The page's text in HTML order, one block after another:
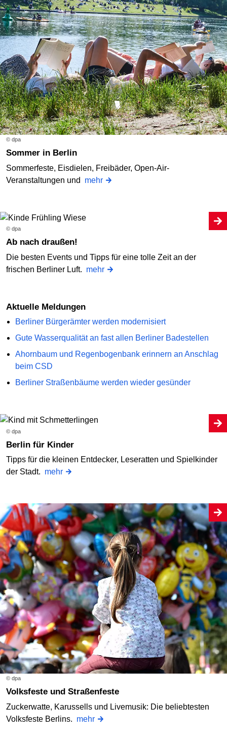
© dpa
Sommer in Berlin
Sommerfeste, Eisdielen, Freibäder, Open-Air-
Veranstaltungen und mehr
© dpa
Ab nach draußen!
Die besten Events und Tipps für eine tolle Zeit an der
frischen Berliner Luft. mehr
Aktuelle Meldungen
Berliner Bürgerämter werden modernisiert
Gute Wasserqualität an fast allen Berliner Badestellen
Ahornbaum und Regenbogenbank erinnern an Anschlag
beim CSD
Berliner Straßenbäume werden wieder gesünder
© dpa
Berlin für Kinder
Tipps für die kleinen Entdecker, Leseratten und Spielkinder
der Stadt. mehr
© dpa
Volksfeste und Straßenfeste
Zuckerwatte, Karussells und Livemusik: Die beliebtesten
Volksfeste Berlins. mehr